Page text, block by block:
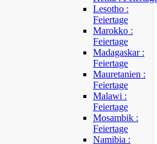
Lesotho :
Feiertage
Marokko :
Feiertage
Madagaskar :
Feiertage
Mauretanien :
Feiertage
Malawi :
Feiertage
Mosambik :
Feiertage
Namibia :